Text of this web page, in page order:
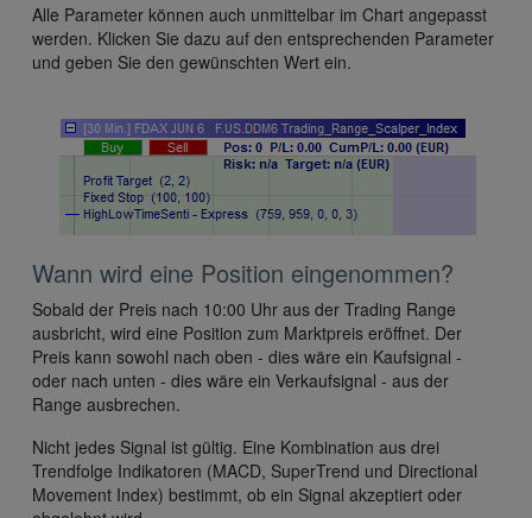
Alle Parameter können auch unmittelbar im Chart angepasst
werden. Klicken Sie dazu auf den entsprechenden Parameter
und geben Sie den gewünschten Wert ein.
Wann wird eine Position eingenommen?
Sobald der Preis nach 10:00 Uhr aus der Trading Range
ausbricht, wird eine Position zum Marktpreis eröffnet. Der
Preis kann sowohl nach oben - dies wäre ein Kaufsignal -
oder nach unten - dies wäre ein Verkaufsignal - aus der
Range ausbrechen.
Nicht jedes Signal ist gültig. Eine Kombination aus drei
Trendfolge Indikatoren (MACD, SuperTrend und Directional
Movement Index) bestimmt, ob ein Signal akzeptiert oder